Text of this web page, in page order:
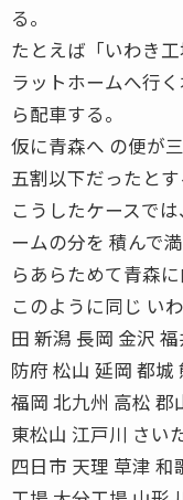
る。
たとえば「いわき
ラットホームへ行
ら配車する。
仮に青森へ の便が
五割以下だったとす
こうしたケースで
ームの分を 積んで
らあらためて青森に
このように同じ い
田 新潟 長岡 金沢
防府 松山 延岡 都城
福岡 北九州 高松 郡
東松山 江戸川 さい
四日市 天理 草津 和